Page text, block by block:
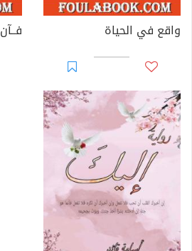
واقع في الحياة فــآن